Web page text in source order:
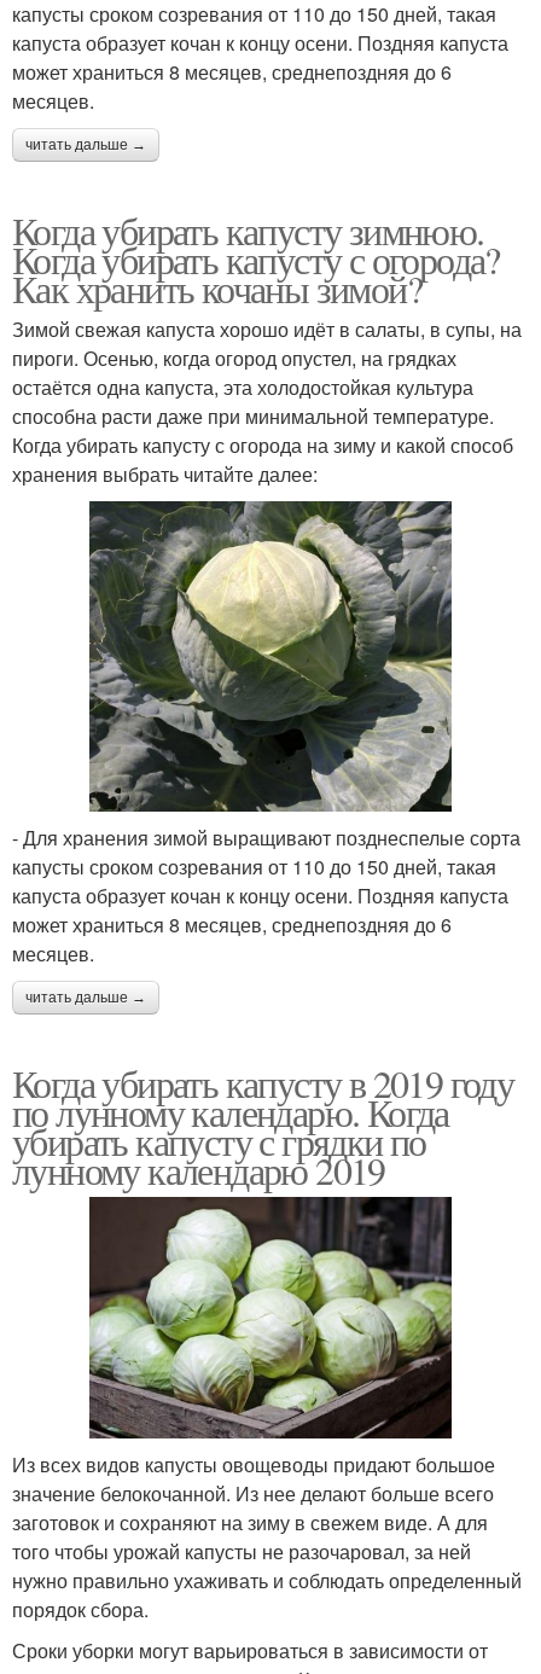
капусты сроком созревания от 110 до 150 дней, такая
капуста образует кочан к концу осени. Поздняя капуста
может храниться 8 месяцев, среднепоздняя до 6
месяцев.
читать дальше →
Когда убирать капусту зимнюю.
Когда убирать капусту с огорода?
Как хранить кочаны зимой?
Зимой свежая капуста хорошо идёт в салаты, в супы, на
пироги. Осенью, когда огород опустел, на грядках
остаётся одна капуста, эта холодостойкая культура
способна расти даже при минимальной температуре.
Когда убирать капусту с огорода на зиму и какой способ
хранения выбрать читайте далее:
- Для хранения зимой выращивают позднеспелые сорта
капусты сроком созревания от 110 до 150 дней, такая
капуста образует кочан к концу осени. Поздняя капуста
может храниться 8 месяцев, среднепоздняя до 6
месяцев.
читать дальше →
Когда убирать капусту в 2019 году
по лунному календарю. Когда
убирать капусту с грядки по
лунному календарю 2019
Из всех видов капусты овощеводы придают большое
значение белокочанной. Из нее делают больше всего
заготовок и сохраняют на зиму в свежем виде. А для
того чтобы урожай капусты не разочаровал, за ней
нужно правильно ухаживать и соблюдать определенный
порядок сбора.
Сроки уборки могут варьироваться в зависимости от